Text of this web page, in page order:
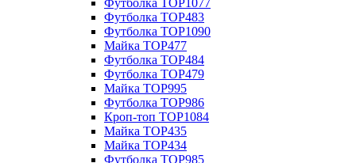
Футболка TOP1077
Футболка TOP483
Футболка TOP1090
Майка TOP477
Футболка TOP484
Футболка TOP479
Майка TOP995
Футболка TOP986
Кроп-топ TOP1084
Майка TOP435
Майка TOP434
Футболка TOP985